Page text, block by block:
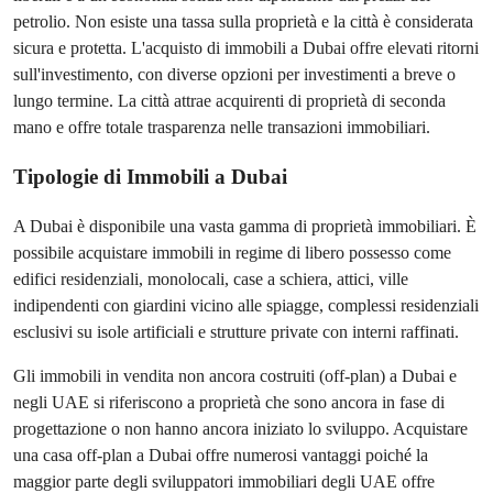
petrolio. Non esiste una tassa sulla proprietà e la città è considerata
sicura e protetta. L'acquisto di immobili a Dubai offre elevati ritorni
sull'investimento, con diverse opzioni per investimenti a breve o
lungo termine. La città attrae acquirenti di proprietà di seconda
mano e offre totale trasparenza nelle transazioni immobiliari.
Tipologie di Immobili a Dubai
A Dubai è disponibile una vasta gamma di proprietà immobiliari. È
possibile acquistare immobili in regime di libero possesso come
edifici residenziali, monolocali, case a schiera, attici, ville
indipendenti con giardini vicino alle spiagge, complessi residenziali
esclusivi su isole artificiali e strutture private con interni raffinati.
Gli immobili in vendita non ancora costruiti (off-plan) a Dubai e
negli UAE si riferiscono a proprietà che sono ancora in fase di
progettazione o non hanno ancora iniziato lo sviluppo. Acquistare
una casa off-plan a Dubai offre numerosi vantaggi poiché la
maggior parte degli sviluppatori immobiliari degli UAE offre